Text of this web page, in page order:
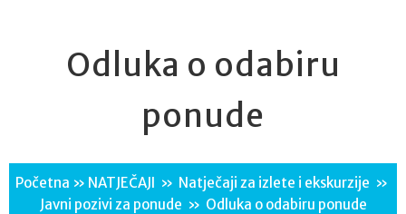
Odluka o odabiru
ponude
Početna » NATJEČAJI » Natječaji za izlete i ekskurzije »
Javni pozivi za ponude » Odluka o odabiru ponude